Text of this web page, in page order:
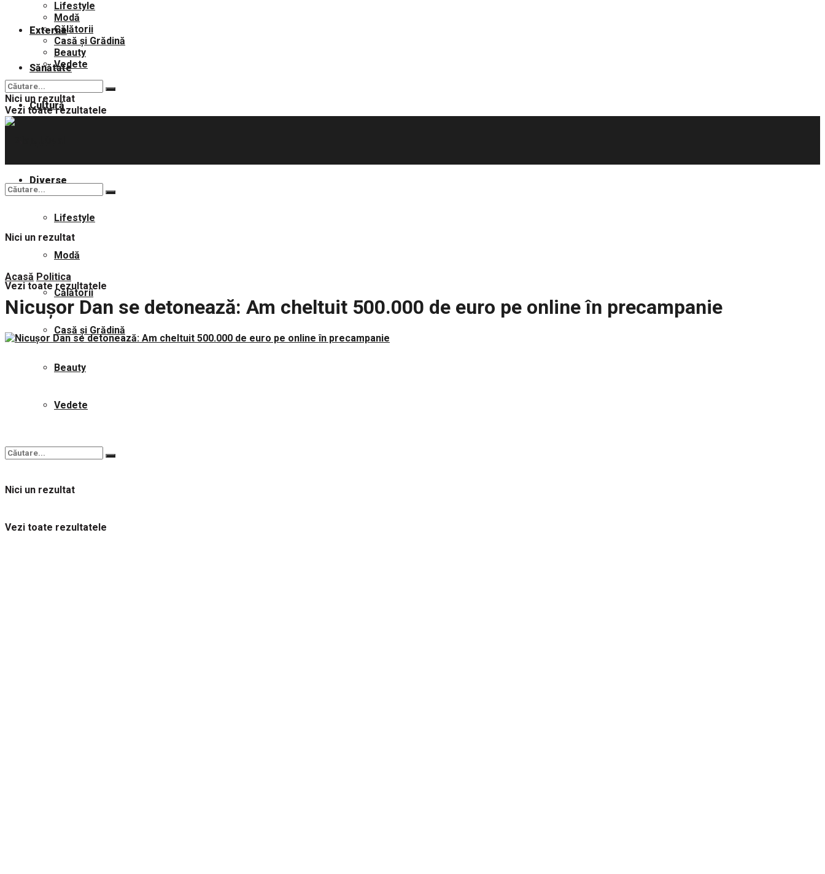
Externe
Sănătate
Cultură
Diverse
Lifestyle
Modă
Călătorii
Casă și Grădină
Beauty
Vedete
Nici un rezultat
Vezi toate rezultatele
Lifestyle
Modă
Călătorii
Casă și Grădină
Beauty
Vedete
Nici un rezultat
Vezi toate rezultatele
Nici un rezultat
Vezi toate rezultatele
Acasă Politica
Nicușor Dan se detonează: Am cheltuit 500.000 de euro pe online în precampanie